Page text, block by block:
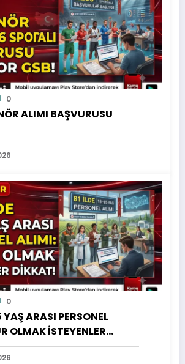
0
ALIMI BAŞVURUSU
0
ARASI PERSONEL
OLMAK İSTEYENLER